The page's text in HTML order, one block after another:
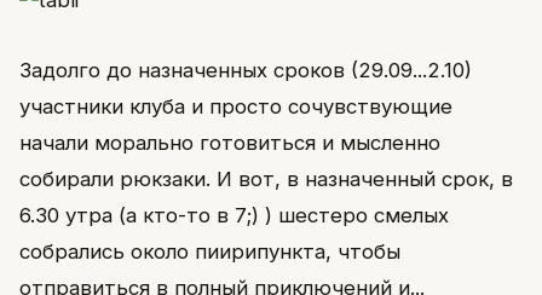
Задолго до назначенных сроков (29.09...2.10)
участники клуба и просто сочувствующие
начали морально готовиться и мысленно
собирали рюкзаки. И вот, в назначенный срок, в
6.30 утра (а кто-то в 7;) ) шестеро смелых
собрались около пиирипункта, чтобы
отправиться в полный приключений и...